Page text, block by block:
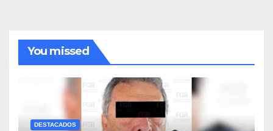
You missed
DESTACADOS